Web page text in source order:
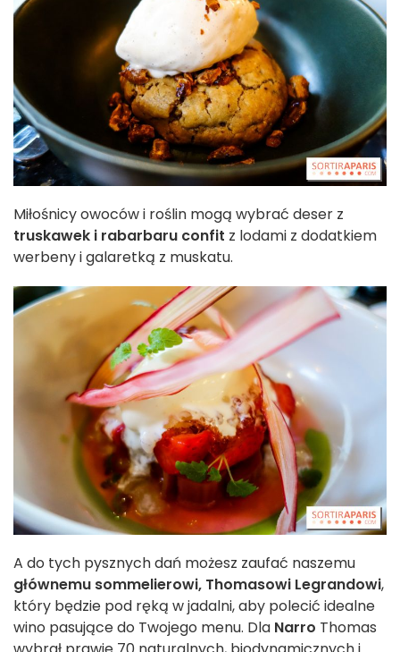
Miłośnicy owoców i roślin mogą wybrać deser z
truskawek i rabarbaru confit z lodami z dodatkiem
werbeny i galaretką z muskatu.
A do tych pysznych dań możesz zaufać naszemu
głównemu sommelierowi, Thomasowi Legrandowi,
który będzie pod ręką w jadalni, aby polecić idealne
wino pasujące do Twojego menu. Dla Narro Thomas